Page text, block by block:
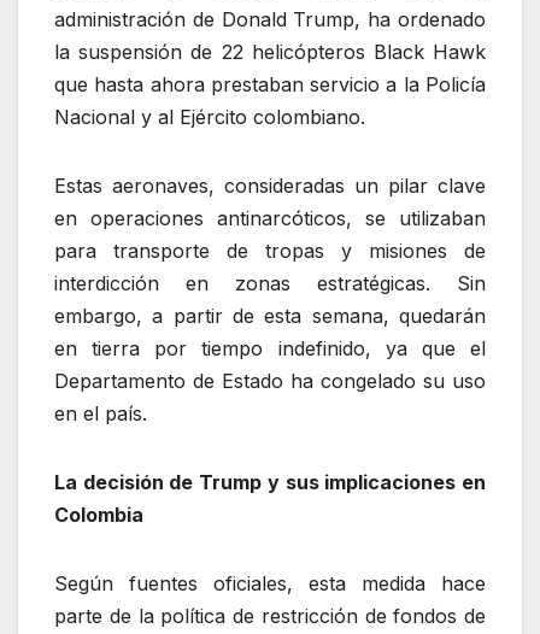
administración de Donald Trump, ha ordenado
la suspensión de 22 helicópteros Black Hawk
que hasta ahora prestaban servicio a la Policía
Nacional y al Ejército colombiano.
Estas aeronaves, consideradas un pilar clave
en operaciones antinarcóticos, se utilizaban
para transporte de tropas y misiones de
interdicción en zonas estratégicas. Sin
embargo, a partir de esta semana, quedarán
en tierra por tiempo indefinido, ya que el
Departamento de Estado ha congelado su uso
en el país.
La decisión de Trump y sus implicaciones en
Colombia
Según fuentes oficiales, esta medida hace
parte de la política de restricción de fondos de